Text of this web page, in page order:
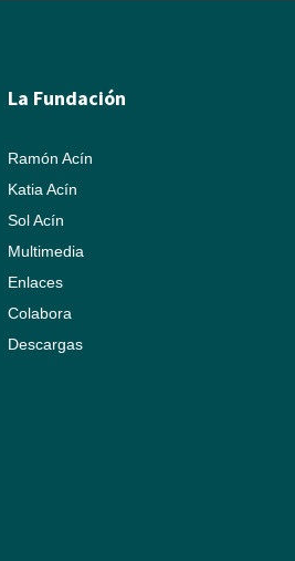
La Fundación
Ramón Acín
Katia Acín
Sol Acín
Multimedia
Enlaces
Colabora
Descargas